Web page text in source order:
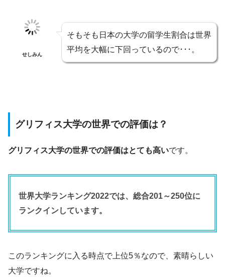
せしみん
そもそも日本の大学の留学生割合は世界
平均を大幅に下回っているので･･･。
グリフィス大学の世界での評価は？
グリフィス大学の世界での評価はとても高いです。
世界大学ランキング2022では、総合201～250位に
ランクインしています。
このランキングに入る時点で上位5％なので、素晴らしい
大学ですね。